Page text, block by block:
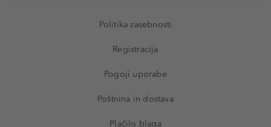
Politika zasebnosti
Registracija
Pogoji uporabe
Poštnina in dostava
Plačilo blaga